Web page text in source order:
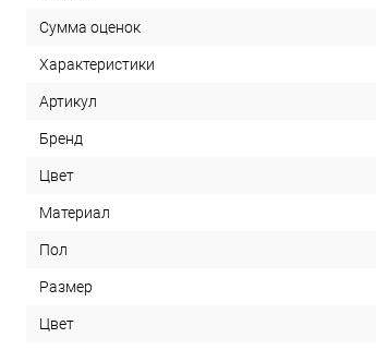
Сумма оценок
Характеристики
Артикул
Бренд
Цвет
Материал
Пол
Размер
Цвет